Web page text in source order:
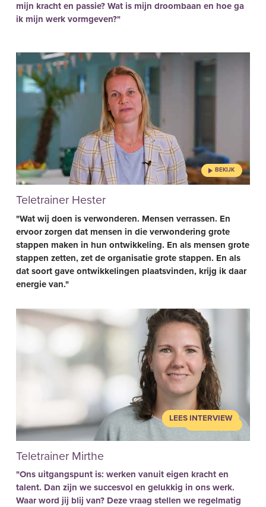
mijn kracht en passie? Wat is mijn droombaan en hoe ga
ik mijn werk vormgeven?"
Teletrainer Hester
"Wat wij doen is verwonderen. Mensen verrassen. En
ervoor zorgen dat mensen in die verwondering grote
stappen maken in hun ontwikkeling. En als mensen grote
stappen zetten, zet de organisatie grote stappen. En als
dat soort gave ontwikkelingen plaatsvinden, krijg ik daar
energie van."
LEES INTERVIEW
Teletrainer Mirthe
"Ons uitgangspunt is: werken vanuit eigen kracht en
talent. Dan zijn we succesvol en gelukkig in ons werk.
Waar word jij blij van? Deze vraag stellen we regelmatig